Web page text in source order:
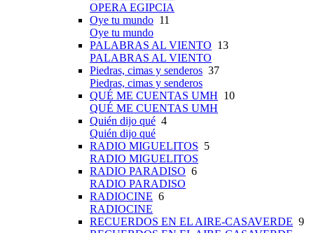
OPERA EGIPCIA
Oye tu mundo 11
Oye tu mundo
PALABRAS AL VIENTO 13
PALABRAS AL VIENTO
Piedras, cimas y senderos 37
Piedras, cimas y senderos
QUÉ ME CUENTAS UMH 10
QUÉ ME CUENTAS UMH
Quién dijo qué 4
Quién dijo qué
RADIO MIGUELITOS 5
RADIO MIGUELITOS
RADIO PARADISO 6
RADIO PARADISO
RADIOCINE 6
RADIOCINE
RECUERDOS EN EL AIRE-CASAVERDE 9